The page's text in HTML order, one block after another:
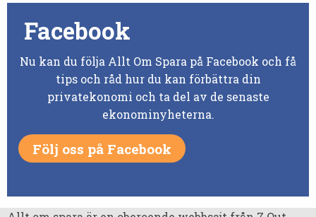
Facebook
Nu kan du följa Allt Om Spara på Facebook och få
tips och råd hur du kan förbättra din
privatekonomi och ta del av de senaste
ekonominyheterna.
Följ oss på Facebook